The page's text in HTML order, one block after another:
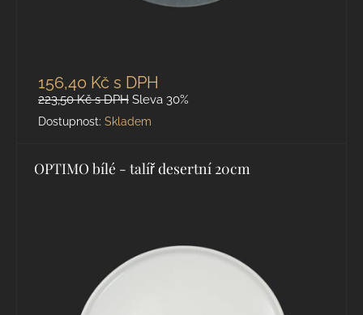
156,40 Kč s DPH
223,50 Kčs DPH Sleva 30%
Dostupnost: Skladem
OPTIMO bílé - talíř desertní 20cm